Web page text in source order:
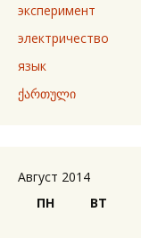
эксперимент
электричество
язык
ქართული
Август 2014
ПН
ВТ